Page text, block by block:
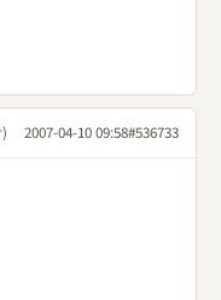
2007-04-10 09:58#536733